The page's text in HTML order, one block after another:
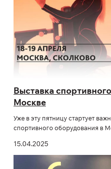
Выставка
Москве
Уже в эту пятницу стартует
спортивного оборудования в
15.04.2025